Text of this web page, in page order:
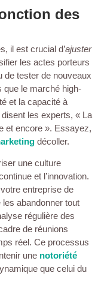
des
il est crucial d’ajuster
les actes porteurs
de tester de nouveaux
que le marché high-
et la capacité à
les experts, « La
et encore ». Essayez,
décoller.
une culture
et l’innovation.
entreprise de
abandonner tout
régulière des
de réunions
réel. Ce processus
une notoriété
que celui du